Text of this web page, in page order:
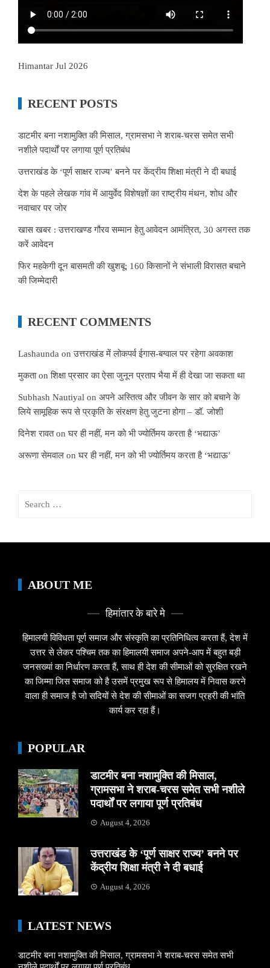
Himantar Jul 2026
RECENT POSTS
डाटमीर बना नशामुक्ति की मिसाल, ग्रामसभा ने शराब-चरस समेत सभी
नशीले पदार्थों पर लगाया पूर्ण प्रतिबंध
उत्तराखंड के ‘पूर्ण साक्षर राज्य’ बनने पर केंद्रीय शिक्षा मंत्री ने दी बधाई
देश के पहले लेखक गांव में आयुर्वेद विशेषज्ञों का राष्ट्रीय मंथन, शोध और
नवाचार पर जोर
खास खबर : उत्तराखण्ड गौरव सम्मान हेतु आवेदन आमंत्रित, 30 अगस्त तक
करें आवेदन
फिर महकेगी दून बासमती की खुशबू: 160 किसानों ने संभाली विरासत बचाने
की जिम्मेदारी
RECENT COMMENTS
Lashaunda onउत्तराखंड में लोकपर्व ईगास-बग्वाल पर रहेगा अवकाश
मुकताonशिक्षा प्रसार का ऐसा जुनून प्रताप भैया में ही देखा जा सकता था
Subhash Nautiyal on अपने अस्तित्व और जीवन के सार को बचाने के
लिये सामूहिक रूप से प्रकृति के संरक्षण हेतु जुटना होगा – डॉ. जोशी
दिनेश रावतonघर ही नहीं, मन को भी ज्योर्तिमय करता है ‘भद्याऊ’
अरूणा सेमवाल onघर ही नहीं, मन को भी ज्योर्तिमय करता है ‘भद्याऊ’
ABOUT ME
हिमांतार के बारे मे
हिमालयी विविधता पूर्ण समाज और संस्कृति का प्रतिनिधित्व करता हैं, देश में
उत्तर से लेकर पश्चिम तक का हिमालयी समाज अपने-आप में बहुत बड़ी
जनसख्यां का निर्धारण करता हैं, साथ ही देश की सीमाओं को सुरक्षित रखने
का जिम्मा जिस समाज को है उसमें प्रमुख रूप से हिमालय में निवास करने
वाला ही समाज है जो सदियों से देश की सीमाओं का सजग प्रहरी की भांति
कार्य कर रहा हैं।
POPULAR
डाटमीर बना नशामुक्ति की मिसाल,
ग्रामसभा ने शराब-चरस समेत सभी नशीले
पदार्थों पर लगाया पूर्ण प्रतिबंध
August 4, 2026
उत्तराखंड के ‘पूर्ण साक्षर राज्य’ बनने पर
केंद्रीय शिक्षा मंत्री ने दी बधाई
August 4, 2026
LATEST NEWS
डाटमीर बना नशामुक्ति की मिसाल, ग्रामसभा ने शराब-चरस समेत सभी